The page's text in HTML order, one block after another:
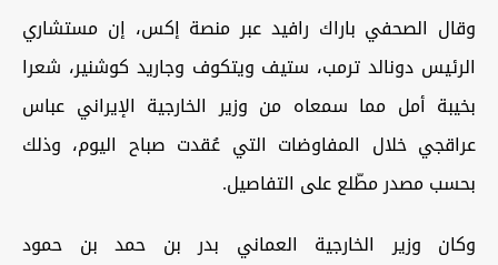
وقال الصحفي باراك رافيد عبر منصة إكس، إن مستشاري
الرئيس دونالد ترمب، ستيف ويتكوف وجاريد كوشنير، شعرا
بخيبة أمل مما سمعاه من وزير الخارجية الإيراني عباس
عراقجي خلال المفاوضات التي عُقدت صباح اليوم، وذلك
بحسب مصدر مطّلع على التفاصيل.
وكان وزير الخارجية العماني بدر بن حمد بن حمود